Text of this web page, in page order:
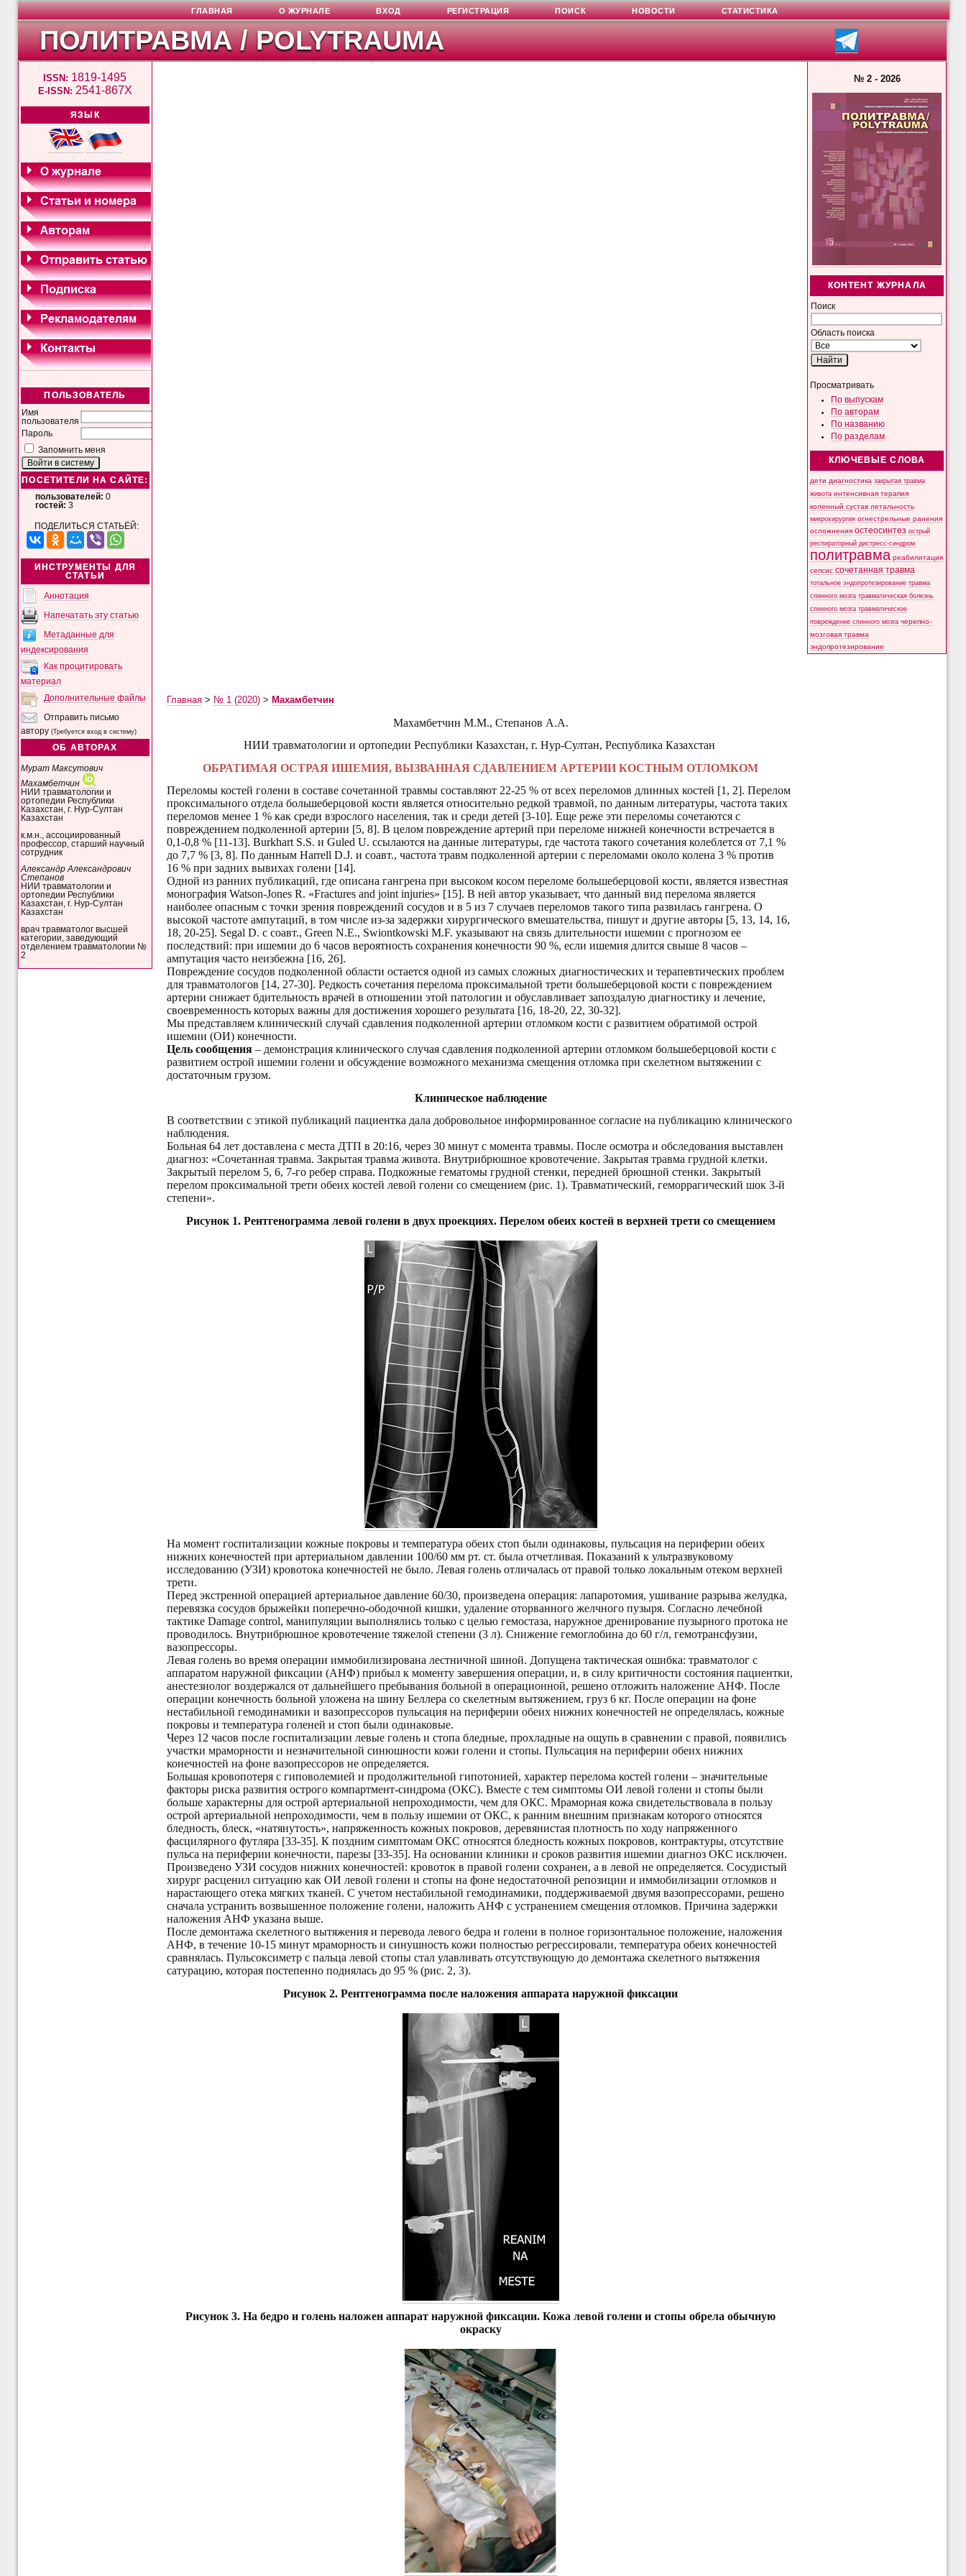
ПОЛИТРАВМА / POLYTRAUMA
ISSN: 1819-1495
E-ISSN: 2541-867X
ЯЗЫК
ПОЛЬЗОВАТЕЛЬ
Имя
пользователя
Пароль
Запомнить меня
ПОСЕТИТЕЛИ НА САЙТЕ:
пользователей: 0
гостей: 3
ПОДЕЛИТЬСЯ СТАТЬЁЙ:
ИНСТРУМЕНТЫ ДЛЯ
СТАТЬИ
Аннотация
Напечатать эту статью
Метаданные для
индексирования
Как процитировать
материал
Дополнительные файлы
Отправить письмо
автору(Требуется вход в систему)
ОБ АВТОРАХ
Мурат Максутович
Махамбетчин
НИИ травматологии и
ортопедии Республики
Казахстан, г. Нур-Султан
Казахстан
к.м.н., ассоциированный
профессор, старший научный
сотрудник
Александр Александрович
Степанов
НИИ травматологии и
ортопедии Республики
Казахстан, г. Нур-Султан
Казахстан
врач травматолог высшей
категории, заведующий
отделением травматологии №
2
№ 2 - 2026
КОНТЕНТ ЖУРНАЛА
Поиск
Область поиска
Просматривать
По выпускам
По авторам
По названию
По разделам
КЛЮЧЕВЫЕ СЛОВА
дети диагностика закрытая травма
живота интенсивная терапия
коленный сустав летальность
микрохирургия огнестрельные ранения
осложнения остеосинтез острый
респираторный дистресс-синдром
политравма реабилитация
сепсис сочетанная травма
тотальное эндопротезирование травма
спинного мозга травматическая болезнь
спинного мозга травматическое
повреждение спинного мозга черепно-
мозговая травма
эндопротезирование
ГЛАВНАЯ О ЖУРНАЛЕ ВХОД РЕГИСТРАЦИЯ ПОИСК НОВОСТИ СТАТИСТИКА
Главная> № 1 (2020)> Махамбетчин
Махамбетчин М.М., Степанов А.А.
НИИ травматологии и ортопедии Республики Казахстан, г. Нур-Султан, Республика Казахстан
ОБРАТИМАЯ ОСТРАЯ ИШЕМИЯ, ВЫЗВАННАЯ СДАВЛЕНИЕМ АРТЕРИИ КОСТНЫМ ОТЛОМКОМ
Переломы костей голени в составе сочетанной травмы составляют 22-25 % от всех переломов длинных костей [1, 2]. Перелом
проксимального отдела большеберцовой кости является относительно редкой травмой, по данным литературы, частота таких
переломов менее 1 % как среди взрослого населения, так и среди детей [3-10]. Еще реже эти переломы сочетаются с
повреждением подколенной артерии [5, 8]. В целом повреждение артерий при переломе нижней конечности встречается в
0,1-0,8 % [11-13]. Burkhart S.S. и Guled U. ссылаются на данные литературы, гдечастота такого сочетания колеблется от 7,1 %
до 7,7 % [3, 8]. По данным Harrell D.J. и соавт., частота травм подколенной артерии с переломами около колена 3% против
16 % при задних вывихах голени [14].
Одной из ранних публикаций, где описана гангрена при высоком косом переломе большеберцовой кости, является известная
монография Watson-Jones R. «Fractures and joint injuries» [15]. В ней автор указывает, что данный вид перелома является
наиболее опасным с точки зрения повреждений сосудов и в 5 из 7 случаев переломов такого типа развилась гангрена. О
высокой частоте ампутаций, в том числе из-за задержки хирургического вмешательства, пишут и другие авторы [5, 13, 14, 16,
18, 20-25]. Segal D. с соавт., Green N.E., Swiontkowski M.F. указывают на связь длительности ишемии с прогнозом ее
последствий: при ишемии до 6 часов вероятность сохранения конечности 90 %, если ишемия длится свыше 8 часов –
ампутация часто неизбежна [16, 26].
Повреждение сосудов подколенной области остается одной из самых сложных диагностических и терапевтических проблем
для травматологов [14, 27-30]. Редкость сочетания перелома проксимальной трети большеберцовой кости с повреждением
артерии снижает бдительность врачей в отношении этой патологии и обуславливает запоздалую диагностику и лечение,
своевременность которых важны для достижения хорошего результата [16, 18-20, 22, 30-32].
Мы представляем клинический случай сдавления подколенной артерии отломком кости с развитием обратимой острой
ишемии (ОИ) конечности.
Цель сообщения– демонстрация клинического случая сдавления подколенной артерии отломком большеберцовой кости с
развитием острой ишемии голени и обсуждение возможного механизма смещения отломка при скелетном вытяжении с
достаточным грузом.
Клиническое наблюдение
В соответствии с этикой публикаций пациентка дала добровольное информированное согласие на публикацию клинического
наблюдения.
Больная 64 лет доставлена с места ДТП в 20:16, через 30 минут с момента травмы. После осмотра и обследования выставлен
диагноз: «Сочетанная травма. Закрытая травма живота. Внутрибрюшное кровотечение. Закрытая травма грудной клетки.
Закрытый перелом 5, 6, 7-го ребер справа. Подкожные гематомы грудной стенки, передней брюшной стенки. Закрытый
перелом проксимальной трети обеих костей левой голени со смещением(рис. 1). Травматический, геморрагический шок 3-й
степени».
Рисунок 1. Рентгенограмма левой голени в двух проекциях. Перелом обеих костей в верхней трети со смещением
На момент госпитализации кожные покровы и температура обеих стоп были одинаковы, пульсация на периферии обеих
нижних конечностей при артериальном давлении 100/60 мм рт. ст. была отчетливая. Показаний к ультразвуковому
исследованию (УЗИ) кровотока конечностей не было. Левая голень отличалась от правой только локальным отеком верхней
трети.
Перед экстренной операцией артериальное давление 60/30, произведена операция: лапаротомия, ушивание разрыва желудка,
перевязка сосудов брыжейки поперечно-ободочной кишки, удаление оторванного желчного пузыря. Согласно лечебной
тактике Damage control, манипуляции выполнялись только с целью гемостаза, наружное дренирование пузырного протока не
проводилось. Внутрибрюшное кровотечение тяжелой степени (3 л). Снижение гемоглобина до 60 г/л, гемотрансфузии,
вазопрессоры.
Левая голень во время операции иммобилизирована лестничной шиной. Допущена тактическая ошибка: травматолог с
аппаратом наружной фиксации (АНФ) прибыл к моменту завершения операции, и, в силу критичности состояния пациентки,
анестезиолог воздержался от дальнейшего пребывания больной в операционной, решено отложить наложение АНФ. После
операции конечность больной уложена на шину Беллера со скелетным вытяжением, груз 6 кг. После операции на фоне
нестабильной гемодинамики и вазопрессоров пульсация на периферии обеих нижних конечностей не определялась, кожные
покровы и температура голеней и стоп были одинаковые.
Через 12 часов после госпитализации левые голень и стопа бледные, прохладные на ощупь в сравнении с правой, появились
участки мраморности и незначительной синюшности кожи голени и стопы. Пульсация на периферии обеих нижних
конечностей на фоне вазопрессоров не определяется.
Большая кровопотеря с гиповолемией и продолжительной гипотонией, характер перелома костей голени – значительные
факторы риска развития острого компартмент-синдрома (ОКС). Вместе с тем симптомы ОИ левой голени и стопы были
больше характерны для острой артериальной непроходимости, чем для ОКС. Мраморная кожа свидетельствовала в пользу
острой артериальной непроходимости, чем в пользу ишемии от ОКС, к ранним внешним признакам которого относятся
бледность, блеск, «натянутость», напряженность кожных покровов, деревянистая плотность по ходу напряженного
фасцилярного футляра [33-35]. К поздним симптомам ОКС относятся бледность кожных покровов, контрактуры, отсутствие
пульса на периферии конечности, парезы [33-35]. На основании клиники и сроков развития ишемии диагноз ОКС исключен.
Произведено УЗИ сосудов нижних конечностей: кровоток в правой голени сохранен, а в левой не определяется. Сосудистый
хирург расценил ситуацию как ОИ левой голени и стопы на фоне недостаточной репозиции и иммобилизации отломков и
нарастающего отека мягких тканей. С учетом нестабильной гемодинамики, поддерживаемой двумя вазопрессорами, решено
сначала устранить возвышенное положение голени, наложить АНФ с устранением смещения отломков. Причина задержки
наложения АНФ указана выше.
После демонтажа скелетного вытяжения и перевода левого бедра и голени в полное горизонтальное положение, наложения
АНФ, в течение 10-15 минут мраморность и синушность кожи полностью регрессировали, температура обеих конечностей
сравнялась. Пульсоксиметр с пальца левой стопы стал улавливать отсутствующую до демонтажа скелетного вытяжения
сатурацию, которая постепенно поднялась до 95 % (рис. 2, 3).
Рисунок 2.Рентгенограмма после наложения аппарата наружной фиксации
Рисунок 3.На бедро и голень наложен аппарат наружной фиксации. Кожа левой голени и стопы обрела обычную
окраску